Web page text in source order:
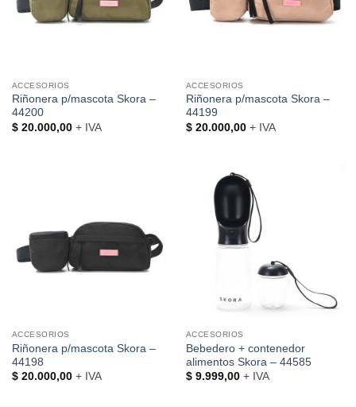
ACCESORIOS
Riñonera p/mascota Skora –
44200
$20.000,00+ IVA
ACCESORIOS
Riñonera p/mascota Skora –
44199
$20.000,00+ IVA
ACCESORIOS
Riñonera p/mascota Skora –
44198
$20.000,00+ IVA
ACCESORIOS
Bebedero + contenedor
alimentos Skora – 44585
$9.999,00+ IVA